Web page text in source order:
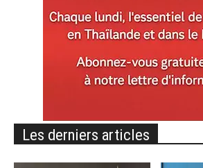
Les derniers articles